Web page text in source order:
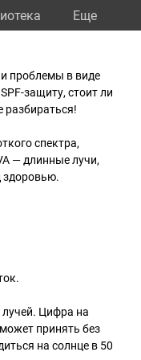
Eще
и проблемы в виде
защиту, стоит ли
разбираться!
спектра,
— длинные лучи,
здоровью.
Цифра на
принять без
на солнце в 50